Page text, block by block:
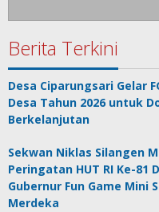
Berita Terkini
Desa Ciparungsari Gelar
Desa Tahun 2026 untuk
Berkelanjutan
Sekwan Niklas Silangen
Peringatan HUT RI Ke-81
Gubernur Fun Game Mini
Merdeka